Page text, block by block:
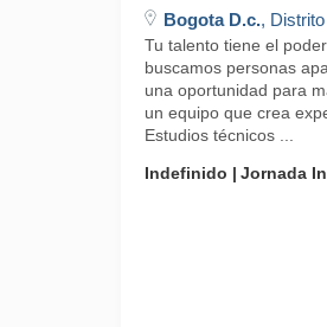
Bogota D.c.,
Tu talento tiene el
buscamos personas
una oportunidad para
un equipo que crea
Estudios técnicos ...
Indefinido
Jornada